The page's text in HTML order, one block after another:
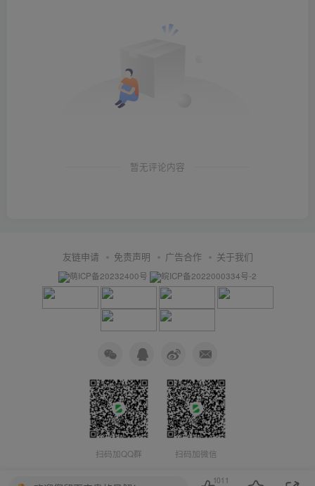
暂无评论内容
友链申请 免责声明 广告合作 关于我们
萌ICP备20232400号 皖ICP备2022000334号-2
扫码加QQ群 扫码加微信
1011